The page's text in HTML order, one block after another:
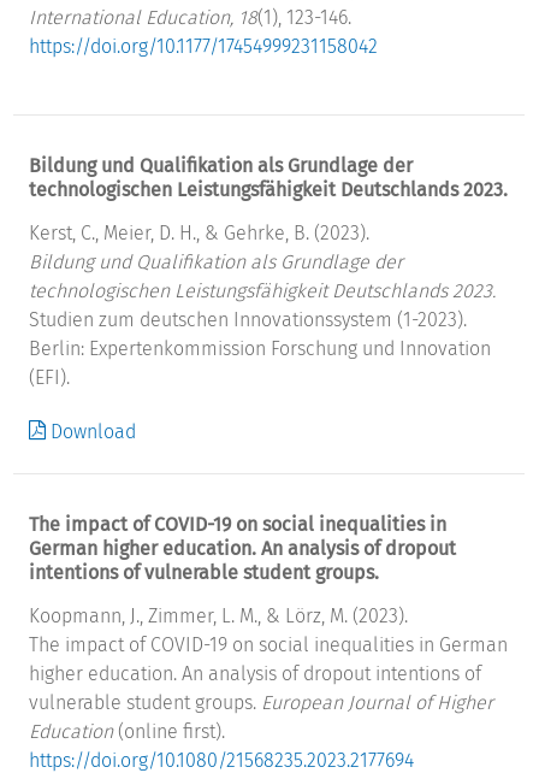
International Education, 18(1), 123-146.
https://doi.org/10.1177/17454999231158042
Bildung und Qualifikation als Grundlage der
technologischen Leistungsfähigkeit Deutschlands 2023.
Kerst, C., Meier, D. H., & Gehrke, B. (2023).
Bildung und Qualifikation als Grundlage der
technologischen Leistungsfähigkeit Deutschlands 2023.
Studien zum deutschen Innovationssystem (1-2023).
Berlin: Expertenkommission Forschung und Innovation
(EFI).
Download
The impact of COVID-19 on social inequalities in
German higher education. An analysis of dropout
intentions of vulnerable student groups.
Koopmann, J., Zimmer, L. M., & Lörz, M. (2023).
The impact of COVID-19 on social inequalities in German
higher education. An analysis of dropout intentions of
vulnerable student groups. European Journal of Higher
Education(online first).
https://doi.org/10.1080/21568235.2023.2177694